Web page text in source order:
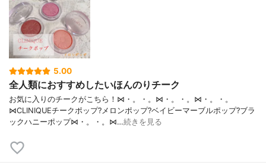
5.00
全人類におすすめしたいほんのりチーク
お気に入りのチークがこちら！⋈・。・。⋈・。・。⋈・。・。
⋈CLINIQUEチークポップ?メロンポップ?ベイビーマーブルポップ?ブラ
ックハニーポップ⋈・。・。⋈…続きを見る